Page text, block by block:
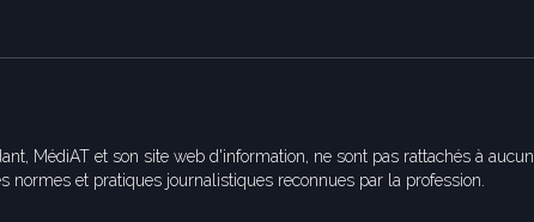
MédiAT et son site web d'information, ne sont pas rattachés à aucun
et pratiques journalistiques reconnues par la profession.